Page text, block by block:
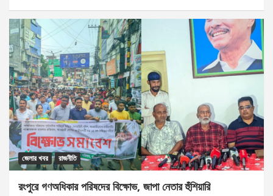
জেলার খবর রাজনীতি
রংপুরে গণঅধিকার পরিষদের বিক্ষোভ, জাপা নেতার হুঁশিয়ারি